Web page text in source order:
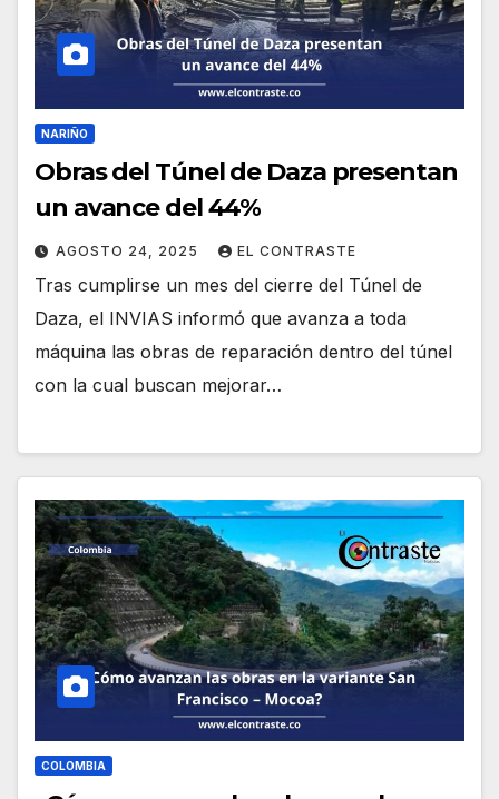
NARIÑO
Obras del Túnel de Daza presentan
un avance del 44%
AGOSTO 24, 2025 EL CONTRASTE
Tras cumplirse un mes del cierre del Túnel de
Daza, el INVIAS informó que avanza a toda
máquina las obras de reparación dentro del túnel
con la cual buscan mejorar…
COLOMBIA